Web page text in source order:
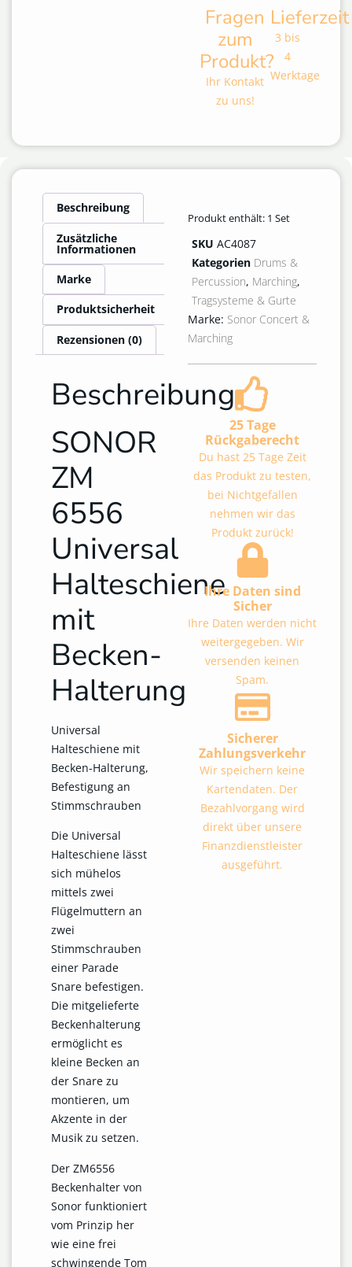
Fragen
zum
Produkt?
Ihr Kontakt
zu uns!
Lieferzeit
3 bis
4
Werktage
Beschreibung
Zusätzliche
Informationen
Marke
Produktsicherheit
Rezensionen (0)
Beschreibung
SONOR
ZM
6556
Universal
Halteschiene
mit
Becken-
Halterung
Universal
Halteschiene mit
Becken-Halterung,
Befestigung an
Stimmschrauben
Die Universal
Halteschiene lässt
sich mühelos
mittels zwei
Flügelmuttern an
zwei
Stimmschrauben
einer Parade
Snare befestigen.
Die mitgelieferte
Beckenhalterung
ermöglicht es
kleine Becken an
der Snare zu
montieren, um
Akzente in der
Musik zu setzen.
Der ZM6556
Beckenhalter von
Sonor funktioniert
vom Prinzip her
wie eine frei
schwingende Tom
Produkt enthält: 1 Set
SKU AC4087
Kategorien Drums &
Percussion, Marching,
Tragsysteme & Gurte
Marke: Sonor Concert &
Marching
25 Tage
Rückgaberecht
Du hast 25 Tage Zeit
das Produkt zu testen,
bei Nichtgefallen
nehmen wir das
Produkt zurück!
Ihre Daten sind
Sicher
Ihre Daten werden nicht
weitergegeben. Wir
versenden keinen
Spam.
Sicherer
Zahlungsverkehr
Wir speichern keine
Kartendaten. Der
Bezahlvorgang wird
direkt über unsere
Finanzdienstleister
ausgeführt.